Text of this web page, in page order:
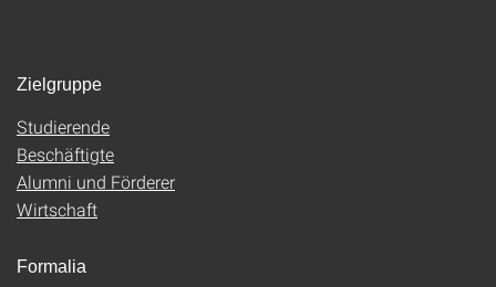
Zielgruppe
Studierende
Beschäftigte
Alumni und Förderer
Wirtschaft
Formalia